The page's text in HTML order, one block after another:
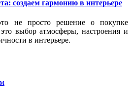
создаем гармонию в интерьере
не просто решение о покупке
выбор атмосферы, настроения и
в интерьере.